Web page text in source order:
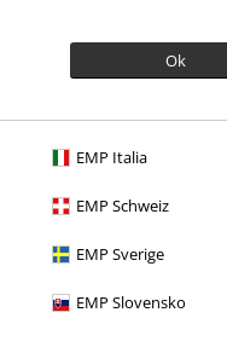
Ok
EMP Italia
EMP Schweiz
EMP Sverige
EMP Slovensko